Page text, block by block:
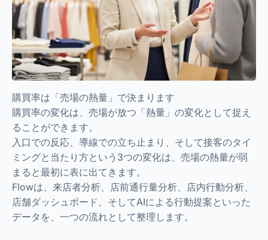
購買率は「売場の熱量」で決まります
購買率の変化は、売場が放つ「熱量」の変化として捉え
ることができます。
入口での反応、導線での立ち止まり、そして接客のタイ
ミングと当たり方という3つの変化は、売場の熱量が弱
まると最初に表に出てきます。
Flowは、来店者分析、店前通行量分析、店内行動分析、
店舗ダッシュボード、そしてAIによる行動提案といった
データを、一つの流れとして整理します。